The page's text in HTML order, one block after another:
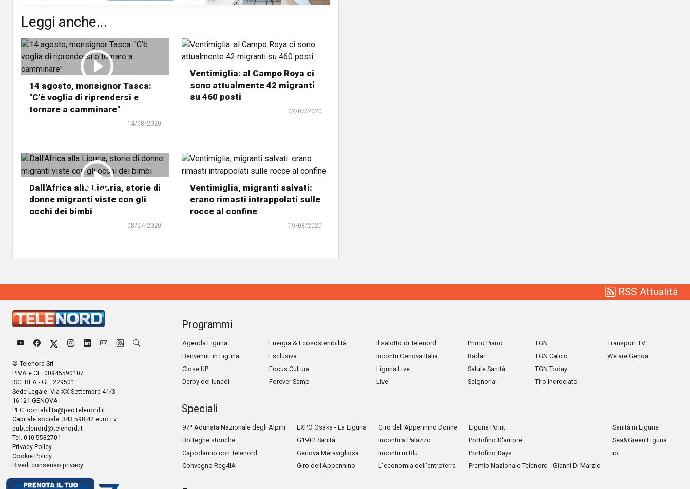
Leggi anche...
14 agosto, monsignor Tasca:
"C'è voglia di riprendersi e
tornare a camminare"
14/08/2020
Ventimiglia: al Campo Roya ci
sono attualmente 42 migranti
su 460 posti
02/07/2020
Dall'Africa alla Liguria, storie di
donne migranti viste con gli
occhi dei bimbi
08/07/2020
Ventimiglia, migranti salvati:
erano rimasti intrappolati sulle
rocce al confine
19/08/2020
RSS Attualità
© Telenord Srl
P.IVA e CF: 00945590107
ISC. REA - GE: 229501
Sede Legale: Via XX Settembre 41/3
16121 GENOVA
PEC: contabilita@pec.telenord.it
Capitale sociale: 343.598,42 euro i.v.
pubtelenord@telenord.it
Tel. 010 5532701
Privacy Policy
Cookie Policy
Rivedi consenso privacy
Programmi
Agenda Liguria
Benvenuti in Liguria
Close UP
Derby del lunedì
Energia & Ecosostenibilità
Esclusiva
Focus Cultura
Forever Samp
Il salotto di Telenord
Incontri Genova Italia
Liguria Live
Live
Primo Piano
Radar
Salute Sanità
Scignoria!
TGN
TGN Calcio
TGN Today
Tiro Incrociato
Transport TV
We are Genoa
Speciali
97ª Adunata Nazionale degli Alpini
Botteghe storiche
Capodanno con Telenord
Convegno Reg4IA
EXPO Osaka - La Liguria
G19+2 Sanità
Genova Meravigliosa
Giro dell'Appennino
Giro dell'Appennino Donne
Incontri a Palazzo
Incontri in Blu
L'economia dell'entroterra
Liguria Point
Portofino D'autore
Portofino Days
Premio Nazionale Telenord - Gianni Di Marzio
Sanità in Liguria
Sea&Green Liguria
io